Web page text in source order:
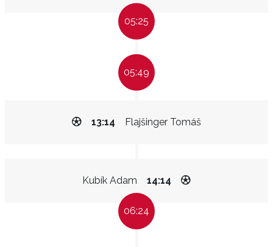
05:25
05:49
Flajšinger Tomáš
13:14
Kubík Adam 14:14
06:24